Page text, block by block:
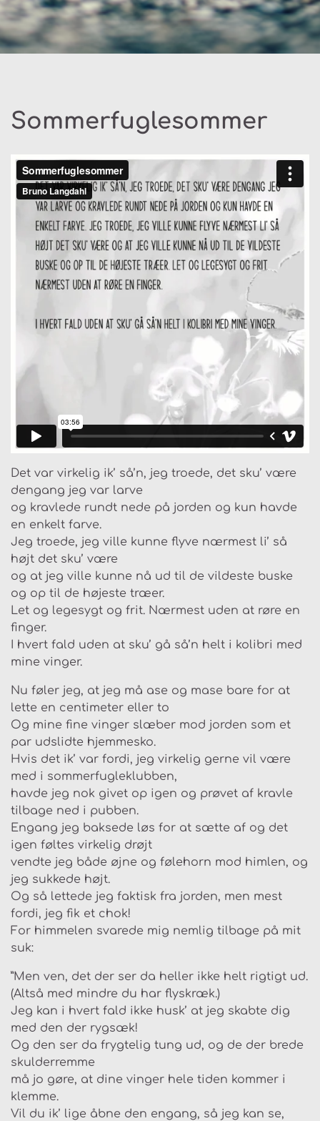
Sommerfuglesommer
Det var virkelig ik’ så’n, jeg troede, det sku’ være
dengang jeg var larve
og kravlede rundt nede på jorden og kun havde
en enkelt farve.
Jeg troede, jeg ville kunne flyve nærmest li’ så
højt det sku’ være
og at jeg ville kunne nå ud til de vildeste buske
og op til de højeste træer.
Let og legesygt og frit. Nærmest uden at røre en
finger.
I hvert fald uden at sku’ gå så’n helt i kolibri med
mine vinger.
Nu føler jeg, at jeg må ase og mase bare for at
lette en centimeter eller to
Og mine fine vinger slæber mod jorden som et
par udslidte hjemmesko.
Hvis det ik’ var fordi, jeg virkelig gerne vil være
med i sommerfugleklubben,
havde jeg nok givet op igen og prøvet af kravle
tilbage ned i pubben.
Engang jeg baksede løs for at sætte af og det
igen føltes virkelig drøjt
vendte jeg både øjne og følehorn mod himlen, og
jeg sukkede højt.
Og så lettede jeg faktisk fra jorden, men mest
fordi, jeg fik et chok!
For himmelen svarede mig nemlig tilbage på mit
suk:
”Men ven, det der ser da heller ikke helt rigtigt ud.
(Altså med mindre du har flyskræk.)
Jeg kan i hvert fald ikke husk’ at jeg skabte dig
med den der rygsæk!
Og den ser da frygtelig tung ud, og de der brede
skulderremme
må jo gøre, at dine vinger hele tiden kommer i
klemme.
Vil du ik’ lige åbne den engang, så jeg kan se,